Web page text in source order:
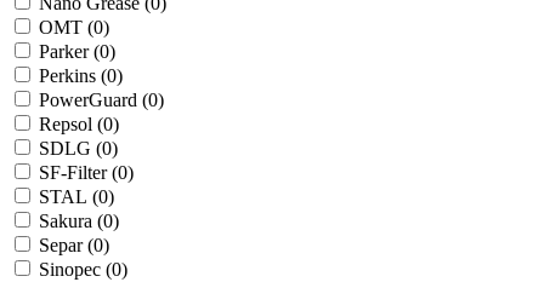
OMT (0)
Parker (0)
Perkins (0)
PowerGuard (0)
Repsol (0)
SDLG (0)
SF-Filter (0)
STAL (0)
Sakura (0)
Separ (0)
Sinopec (0)